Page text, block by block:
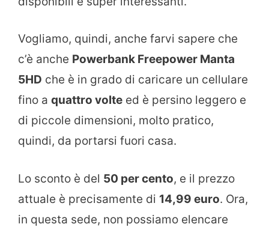
Vogliamo, quindi, anche farvi sapere che
c’è anche Powerbank Freepower Manta
5HD che è in grado di caricare un cellulare
fino a quattro volte ed è persino leggero e
di piccole dimensioni, molto pratico,
quindi, da portarsi fuori casa.
Lo sconto è del 50 per cento, e il prezzo
attuale è precisamente di 14,99 euro. Ora,
in questa sede, non possiamo elencare